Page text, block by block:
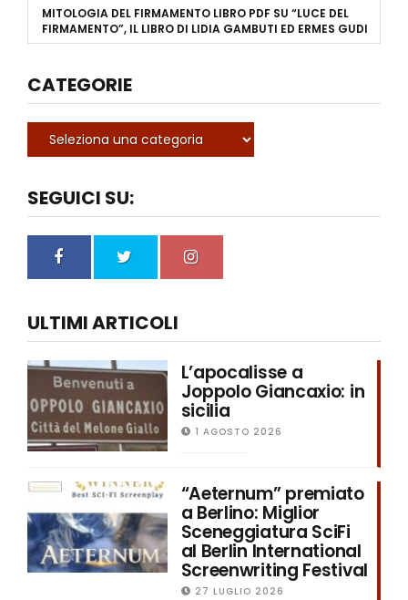
MITOLOGIA DEL FIRMAMENTO LIBRO PDF SU “LUCE DEL
FIRMAMENTO”, IL LIBRO DI LIDIA GAMBUTI ED ERMES GUDI
CATEGORIE
SEGUICI SU:
ULTIMI ARTICOLI
L’apocalisse a
Joppolo Giancaxio: in
sicilia
1 AGOSTO 2026
“Aeternum” premiato
a Berlino: Miglior
Sceneggiatura SciFi
al Berlin International
Screenwriting Festival
27 LUGLIO 2026